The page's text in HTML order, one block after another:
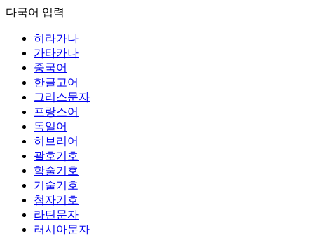
다국어 입력
히라가나
가타카나
중국어
한글고어
그리스문자
프랑스어
독일어
히브리어
괄호기호
학술기호
기술기호
첨자기호
라틴문자
러시아문자